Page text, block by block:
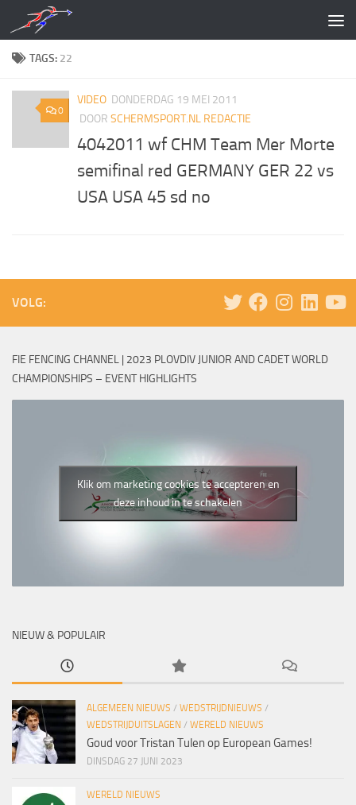
Doorgaan naar inhoud
TAGS: 22
0
VIDEO DONDERDAG 19 MEI 2011
DOOR SCHERMSPORT.NL REDACTIE
4042011 wf CHM Team Mer Morte
semifinal red GERMANY GER 22 vs
USA USA 45 sd no
VOLG:
FIE FENCING CHANNEL | 2023 PLOVDIV JUNIOR AND CADET WORLD
CHAMPIONSHIPS – EVENT HIGHLIGHTS
Klik om marketing cookies te accepteren en
deze inhoud in te schakelen
NIEUW & POPULAIR
ALGEMEEN NIEUWS / WEDSTRIJDNIEUWS /
WEDSTRIJDUITSLAGEN / WERELD NIEUWS
Goud voor Tristan Tulen op European Games!
DINSDAG 27 JUNI 2023
WERELD NIEUWS